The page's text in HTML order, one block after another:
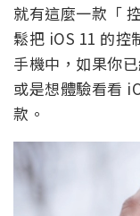
就有這麼一款「
鬆把 iOS 11 的控
手機中，如果你
或是想體驗看看
款。